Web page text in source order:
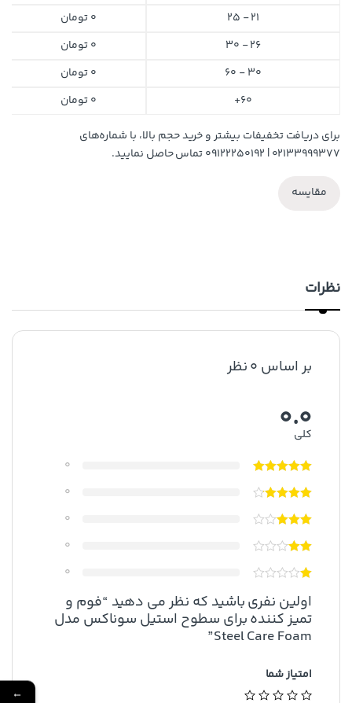
21 - 25
0تومان
26 - 30
0تومان
30 - 60
0تومان
60+
0تومان
برای دریافت تخفیفات بیشتر و خرید حجم بالا، با شماره‌های
۰۲۱۳۳۹۹۹۳۷۷ | ۰۹۱۲۲۲۵۰۱۹۲ تماس حاصل نمایید.
مقایسه
نظرات
بر اساس 0 نظر
0.0
کلی
0
0
0
0
0
اولین نفری باشید که نظر می دهید “فوم و
تمیز کننده برای سطوح استیل سوناکس مدل
Steel Care Foam”
امتیاز شما
←